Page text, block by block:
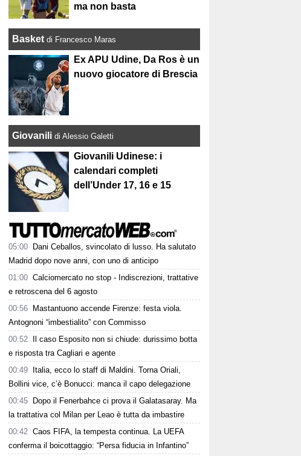
ma non basta
Basket di Francesco Maras
Ex APU Udine, Da Ros è un
nuovo giocatore di Brescia
Giovanili di Alessio Galetti
Giovanili Udinese: i
calendari completi
dell’Under 17, 16 e 15
05:00
Dani Ceballos, svincolato di lusso. Ha salutato
Madrid dopo nove anni, con uno di anticipo
01:00 Calciomercato no stop - Indiscrezioni, trattative
e retroscena del 6 agosto
00:56
Mastantuono accende Firenze: festa viola.
Antognoni “imbestialito” con Commisso
00:52
Il caso Esposito non si chiude: durissimo botta
e risposta tra Cagliari e agente
00:49
Italia, ecco lo staff di Maldini. Torna Oriali,
Bollini vice, c’è Bonucci: manca il capo delegazione
00:45
Dopo il Fenerbahce ci prova il Galatasaray. Ma
la trattativa col Milan per Leao è tutta da imbastire
00:42 Caos FIFA, la tempesta continua. La UEFA
conferma il boicottaggio: “Persa fiducia in Infantino”